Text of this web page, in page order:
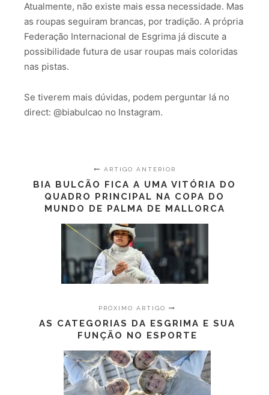
Atualmente, não existe mais essa necessidade. Mas
as roupas seguiram brancas, por tradição. A própria
Federação Internacional de Esgrima já discute a
possibilidade futura de usar roupas mais coloridas
nas pistas.
Se tiverem mais dúvidas, podem perguntar lá no
direct: @biabulcao no Instagram.
ARTIGO ANTERIOR
BIA BULCÃO FICA A UMA VITÓRIA DO
QUADRO PRINCIPAL NA COPA DO
MUNDO DE PALMA DE MALLORCA
PRÓXIMO ARTIGO
AS CATEGORIAS DA ESGRIMA E SUA
FUNÇÃO NO ESPORTE